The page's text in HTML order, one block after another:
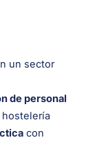
un sector
de personal
con